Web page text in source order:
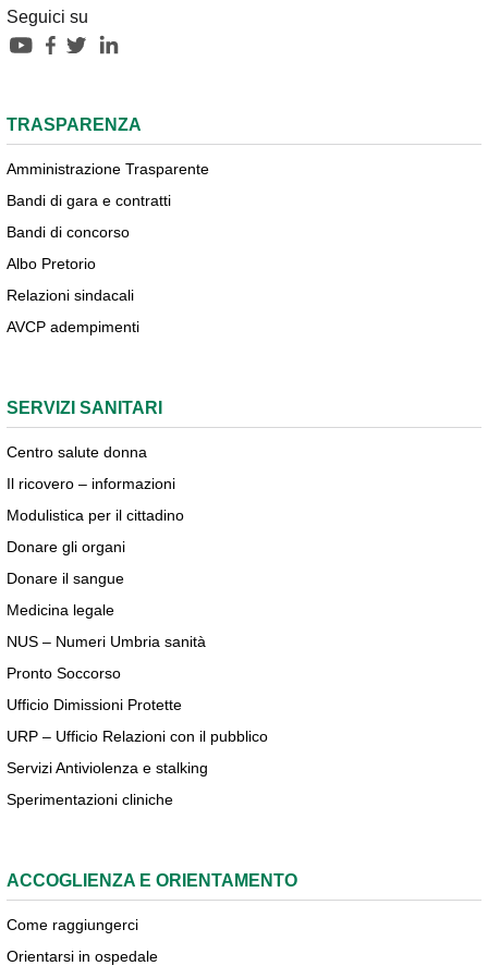
Seguici su
TRASPARENZA
Amministrazione Trasparente
Bandi di gara e contratti
Bandi di concorso
Albo Pretorio
Relazioni sindacali
AVCP adempimenti
SERVIZI SANITARI
Centro salute donna
Il ricovero – informazioni
Modulistica per il cittadino
Donare gli organi
Donare il sangue
Medicina legale
NUS – Numeri Umbria sanità
Pronto Soccorso
Ufficio Dimissioni Protette
URP – Ufficio Relazioni con il pubblico
Servizi Antiviolenza e stalking
Sperimentazioni cliniche
ACCOGLIENZA E ORIENTAMENTO
Come raggiungerci
Orientarsi in ospedale